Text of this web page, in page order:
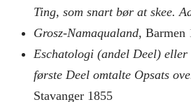
Ting, som snart bør at skee.
Grosz-Namaqualand, Barmen
Eschatologi (andel Deel)
første Deel omtalte Opsats
Stavanger 1855